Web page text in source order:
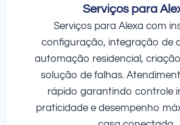
Serviços para
Serviços para Alexa com
configuração, integração de
automação residencial,
solução de falhas.
rápido garantindo controle
praticidade e desempenho